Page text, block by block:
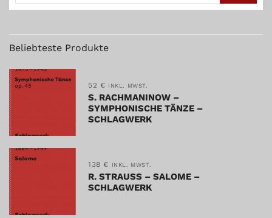
Beliebteste Produkte
52 € INKL. MWST.
S. RACHMANINOW –
SYMPHONISCHE TÄNZE –
SCHLAGWERK
138 € INKL. MWST.
R. STRAUSS – SALOME –
SCHLAGWERK